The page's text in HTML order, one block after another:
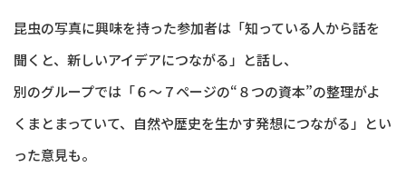
昆虫の写真に興味を持った参加者は「知っている人から話を
聞くと、新しいアイデアにつながる」と話し、
別のグループでは「６〜７ページの“８つの資本”の整理がよ
くまとまっていて、自然や歴史を生かす発想につながる」とい
った意見も。